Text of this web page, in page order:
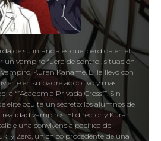
de su infancia es que, perdida en el
un vampiro fuera de control, situación
Kuran Kaname. Él la llevó con
en su padre adoptivo y más
la “”Academia Privada Cross””. Sin
elite oculta un secreto: los alumnos de
realidad vampiros. El director y Kuran
una convivencia pacífica de
y Zero, un chico procedente de una